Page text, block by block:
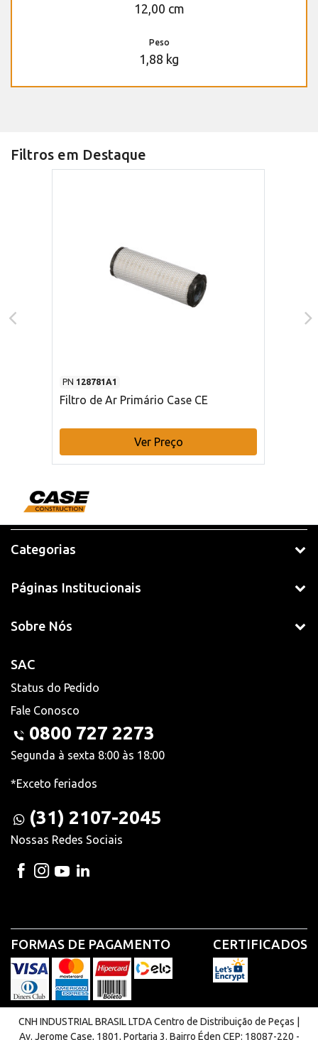
12,00 cm
Peso
1,88 kg
Filtros em Destaque
PN 128781A1
Filtro de Ar Primário Case CE
Ver Preço
Categorias
Páginas Institucionais
Sobre Nós
SAC
Status do Pedido
Fale Conosco
0800 727 2273
Segunda à sexta 8:00 às 18:00
*Exceto feriados
(31) 2107-2045
Nossas Redes Sociais
FORMAS DE PAGAMENTO CERTIFICADOS
CNH INDUSTRIAL BRASIL LTDA Centro de Distribuição de Peças |
Av. Jerome Case, 1801, Portaria 3. Bairro Éden CEP: 18087-220 -